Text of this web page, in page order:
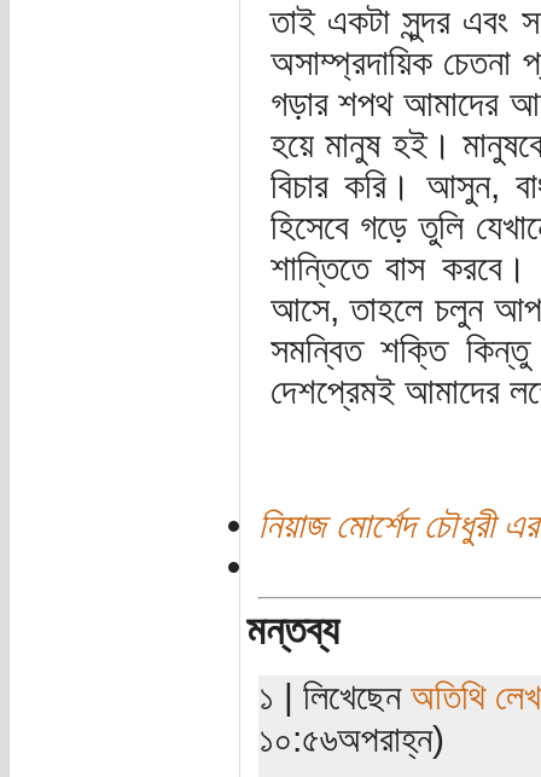
তাই একটা সুন্দর এবং
অসাম্প্রদায়িক চেতনা
গড়ার শপথ আমাদের
হয়ে মানুষ হই।
বিচার করি। আসুন,
হিসেবে গড়ে তুলি
শান্তিতে বাস করবে।
আসে, তাহলে চলুন
সমন্বিত শক্তি
দেশপ্রেমই আমাদের
নিয়াজ মোর্শেদ চৌধুরী
মন্তব্য
১ | লিখেছেন অতিথি
১০:৫৬অপরাহ্ন)